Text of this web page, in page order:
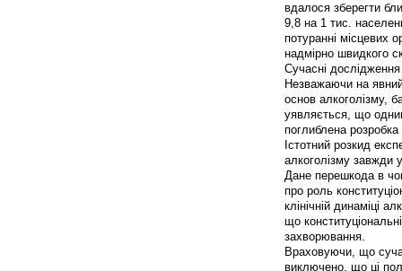
вдалося зберегти
9,8 на 1 тис.
потуранні місцевих
надмірно швидкого
Сучасні
Незважаючи на
основ алкоголізму,
уявляється, що
поглиблена розробка
Істотний розкид
алкоголізму завжди
Дане перешкода в
про роль
клінічній динаміці
що
захворювання.
Враховуючи, що
виключено, що ці